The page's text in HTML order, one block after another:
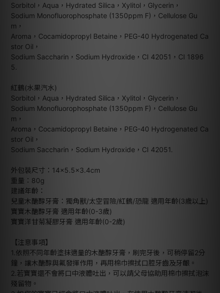
Sorbitol，Aqua，Hydrated Silica，Xylitol，Glycerin，
Sodium Monofluorophosphate (1350ppm F)，Cellulose Gu
m，
Aroma，Cocamidopropyl Betaine，PEG-40 Hydrogenated Ca
stor Oil，
Sodium Saccharin，Sodium Hydroxide，CI 42051，CI 1896
5.
紅鶴(水果汽水)
Sorbitol，Aqua，Hydrated Silica，Xylitol，Glycerin，
Sodium Monofluorophosphate (1350ppm F)，Cellulose Gu
m，
Aroma，Cocamidopropyl Betaine，PEG-40 Hydrogenated Ca
stor Oil，
Sodium Saccharin，Sodium Hydroxide，CI 42051.
外包裝尺寸：14×5.5×3.4cm
重量：80g
建議年齡：
兒童木醣醇牙膏：獨角獸/太空冒險/紅鶴/恐龍 適用年齡(3歲以上)
寶寶木醣醇牙膏 適用年齡(0-3歲)
寶寶洋甘菊凝膠牙膏 適用年齡(0-2歲)
【注意事項】
1.依照不同年齡塗抹適量的木醣醇牙膏，刷完牙後，可稍停留2分
鐘，讓木醣醇與氟發揮作用，再用棉巾擦拭口腔牙齒及牙齦。
2.若寶寶還不會將口中液體吐出，可以請父母協助用棉巾擦拭泡沫
殘留物。